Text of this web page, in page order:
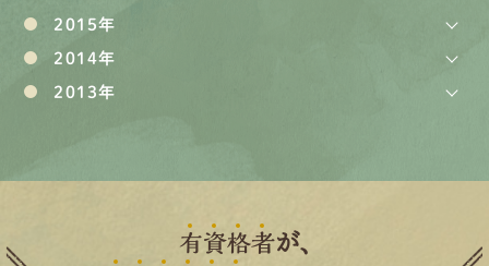
2015年
2014年
2013年
有資格者が、